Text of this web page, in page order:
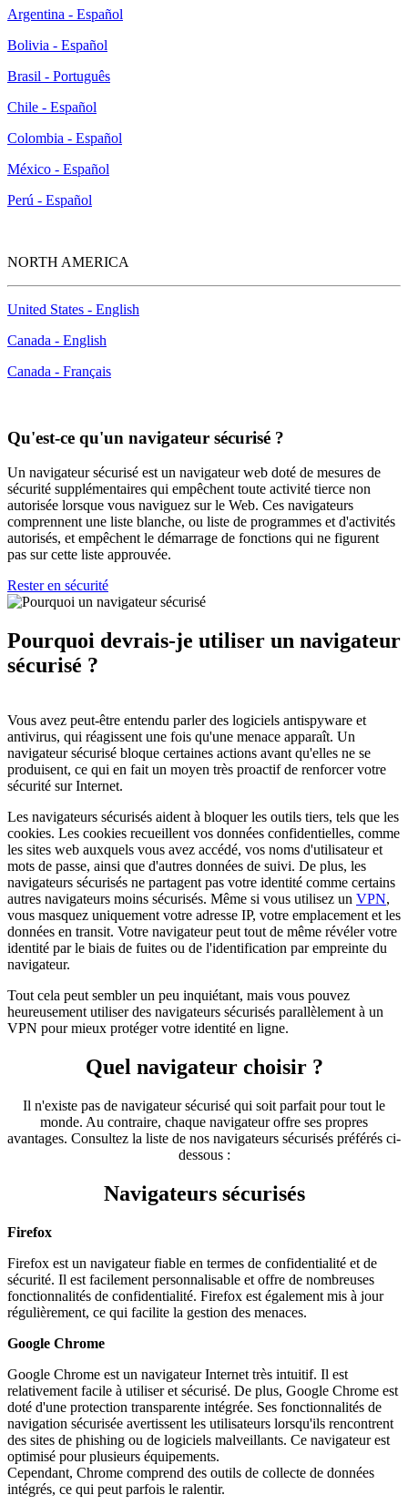
Argentina - Español
Bolivia - Español
Brasil - Português
Chile - Español
Colombia - Español
México - Español
Perú - Español
NORTH AMERICA
United States - English
Canada - English
Canada - Français
Qu'est-ce qu'un navigateur sécurisé ?
Un navigateur sécurisé est un navigateur web doté de mesures de
sécurité supplémentaires qui empêchent toute activité tierce non
autorisée lorsque vous naviguez sur le Web. Ces navigateurs
comprennent une liste blanche, ou liste de programmes et d'activités
autorisés, et empêchent le démarrage de fonctions qui ne figurent
pas sur cette liste approuvée.
Rester en sécurité
Pourquoi devrais-je utiliser un navigateur
sécurisé ?
Vous avez peut-être entendu parler des logiciels antispyware et
antivirus, qui réagissent une fois qu'une menace apparaît. Un
navigateur sécurisé bloque certaines actions avant qu'elles ne se
produisent, ce qui en fait un moyen très proactif de renforcer votre
sécurité sur Internet.
Les navigateurs sécurisés aident à bloquer les outils tiers, tels que les
cookies. Les cookies recueillent vos données confidentielles, comme
les sites web auxquels vous avez accédé, vos noms d'utilisateur et
mots de passe, ainsi que d'autres données de suivi. De plus, les
navigateurs sécurisés ne partagent pas votre identité comme certains
autres navigateurs moins sécurisés. Même si vous utilisez un VPN,
vous masquez uniquement votre adresse IP, votre emplacement et les
données en transit. Votre navigateur peut tout de même révéler votre
identité par le biais de fuites ou de l'identification par empreinte du
navigateur.
Tout cela peut sembler un peu inquiétant, mais vous pouvez
heureusement utiliser des navigateurs sécurisés parallèlement à un
VPN pour mieux protéger votre identité en ligne.
Quel navigateur choisir ?
Il n'existe pas de navigateur sécurisé qui soit parfait pour tout le
monde. Au contraire, chaque navigateur offre ses propres
avantages. Consultez la liste de nos navigateurs sécurisés préférés ci-
dessous :
Navigateurs sécurisés
Firefox
Firefox est un navigateur fiable en termes de confidentialité et de
sécurité. Il est facilement personnalisable et offre de nombreuses
fonctionnalités de confidentialité. Firefox est également mis à jour
régulièrement, ce qui facilite la gestion des menaces.
Google Chrome
Google Chrome est un navigateur Internet très intuitif. Il est
relativement facile à utiliser et sécurisé. De plus, Google Chrome est
doté d'une protection transparente intégrée. Ses fonctionnalités de
navigation sécurisée avertissent les utilisateurs lorsqu'ils rencontrent
des sites de phishing ou de logiciels malveillants. Ce navigateur est
optimisé pour plusieurs équipements.
Cependant, Chrome comprend des outils de collecte de données
intégrés, ce qui peut parfois le ralentir.